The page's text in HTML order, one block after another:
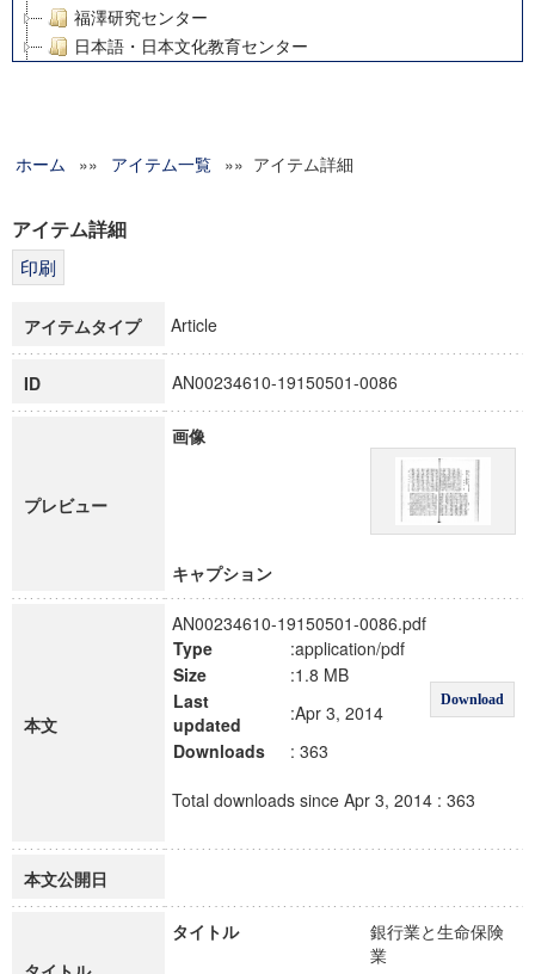
福澤研究センター
日本語・日本文化教育センター
グローバルリサーチインスティテュート
科学研究費補助金研究成果報告書
博士課程教育リーディングプログラム「超成熟社会発展のサ
ホーム »» アイテム一覧 »» アイテム詳細
アイテム詳細
アイテムタイプ Article
ID AN00234610-19150501-0086
プレビュー
画像
キャプション
本文
AN00234610-19150501-0086.pdf
Type
:application/pdf
Download
Size
:1.8 MB
Last
updated
:Apr 3, 2014
Downloads
: 363
Total downloads since Apr 3, 2014 : 363
本文公開日
タイトル
銀行業と生命保険
業